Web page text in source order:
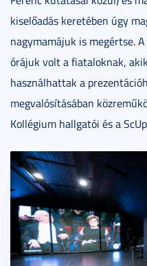
kiselőadás keretében úgy
nagymamájuk is megértse.
órájuk volt a fiataloknak,
használhattak a
megvalósításában
Kollégium hallgatói és a